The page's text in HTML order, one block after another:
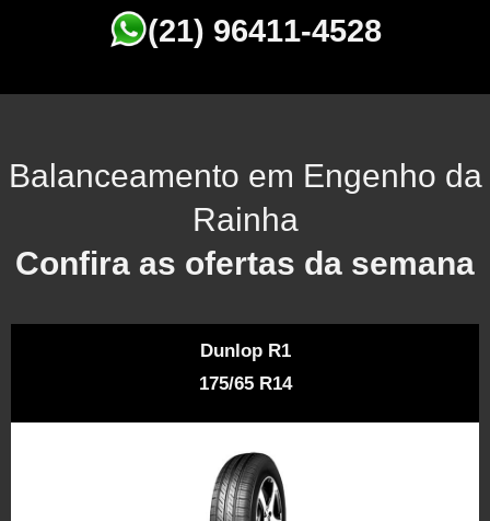
(21) 96411-4528
Balanceamento em Engenho da
Rainha
Confira as ofertas da semana
Dunlop R1
175/65 R14